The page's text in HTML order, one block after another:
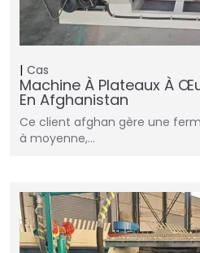
Cas
Machine À Plateaux À
En Afghanistan
Ce client afghan gère une
à moyenne,…